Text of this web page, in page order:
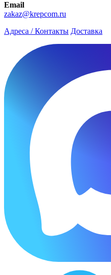
Email
zakaz@krepcom.ru
Адреса / Контакты Доставка